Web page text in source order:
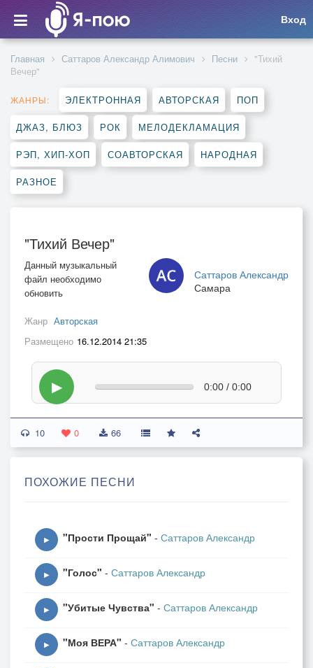
Вход
Главная Саттаров Александр Алимович Песни
"Тихий
Вечер"
ЖАНРЫ: ЭЛЕКТРОННАЯ АВТОРСКАЯ ПОП
ДЖАЗ, БЛЮЗ РОК МЕЛОДЕКЛАМАЦИЯ
РЭП, ХИП-ХОП СОАВТОРСКАЯ НАРОДНАЯ
РАЗНОЕ
"Тихий Вечер"
Саттаров Александр
Самара
Данный музыкальный
файл необходимо
обновить
Жанр Авторская
Размещено 16.12.2014 21:35
▶ 0:00 / 0:00
10 0 66
ПОХОЖИЕ ПЕСНИ
▶ "Прости Прощай" - Саттаров Александр
▶ "Голос" - Саттаров Александр
▶ "Убитые Чувства" - Саттаров Александр
▶ "Моя ВЕРА" - Саттаров Александр